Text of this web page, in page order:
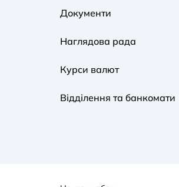
Документи
Наглядова рада
Курси валют
Відділення та банкомати